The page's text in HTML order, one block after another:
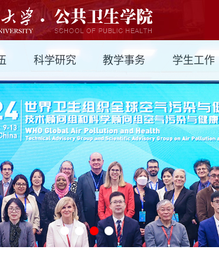
科学研究 教学事务 学生工作